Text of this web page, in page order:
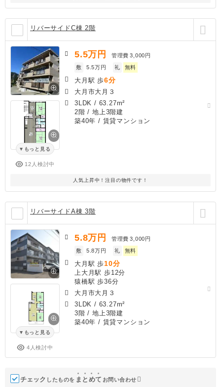
リバーサイドC棟 2階
もっと見る
12人検討中
5.5万円 管理費 3,000円
敷
5.5万円 礼 無料
大月駅 歩6分
大月市大月３
3LDK / 63.27m²
2階 / 地上3階建
築40年 / 賃貸マンション
人気上昇中！注目の物件です！
リバーサイドA棟 3階
もっと見る
4人検討中
5.8万円 管理費 3,000円
敷
5.8万円 礼 無料
大月駅 歩10分
上大月駅 歩12分
猿橋駅 歩36分
大月市大月３
3LDK / 63.27m²
3階 / 地上3階建
築40年 / 賃貸マンション
チェック したものを ま と めて お問い合わせ